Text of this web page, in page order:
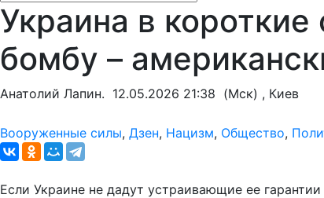
Украина в
бомбу –
Анатолий Лапин. 12.05.2026 21:38 (Мск) , Киев
Вооруженные силы, Дзен, Нацизм, Общество,
Если Украине не дадут устраивающие ее